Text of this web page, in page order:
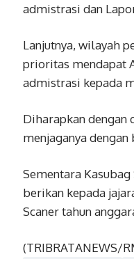
admistrasi dan
Lanjutnya, wilayah
prioritas mendapat
admistrasi kepada
Diharapkan dengan
menjaganya
Sementara
berikan kepada
Scaner tahun
(TRIBRATANEWS/